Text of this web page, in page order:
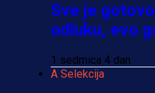
Sve je
odluku, evo
1 sedmica 4 dan
A Selekcija